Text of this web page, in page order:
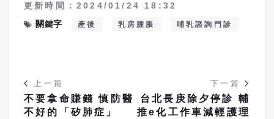
更新時間：2024/01/24 18:32
關鍵字
產後 乳房腫脹 哺乳諮詢門診
上一篇
不要拿命賺錢 慎防醫
不好的「矽肺症」
下一篇
台北長庚除夕停診 輔
推e化工作車減輕護理